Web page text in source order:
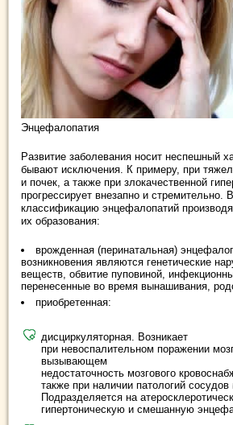
Энцефалопатия
Развитие заболевания носит неспешный
бывают исключения. К примеру, при
и почек, а также при злокачественной
прогрессирует внезапно и стремительно.
классификацию энцефалопатий
их образования:
врожденная (перинатальная)
возникновения являются генетические
веществ, обвитие пуповиной,
перенесенные во время вынашивания,
приобретенная:
дисциркуляторная. Возникает
при невоспалительном поражении
вызывающем
недостаточность мозгового
также при наличии патологий сосудов
Подразделяется на
гипертоническую и смешанную